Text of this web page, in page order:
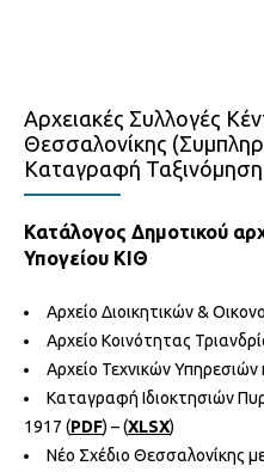
Αρχειακές Συλλογές
Θεσσαλονίκης
Καταγραφή
Κατάλογος Δημοτικού
Υπογείου ΚΙΘ
Αρχείο Διοικητικών &
Αρχείο Κοινότητας
Αρχείο Τεχνικών
Καταγραφή Ιδιοκτησιών
1917 (PDF) – (XLSX)
Νέο Σχέδιο Θεσσαλονίκης